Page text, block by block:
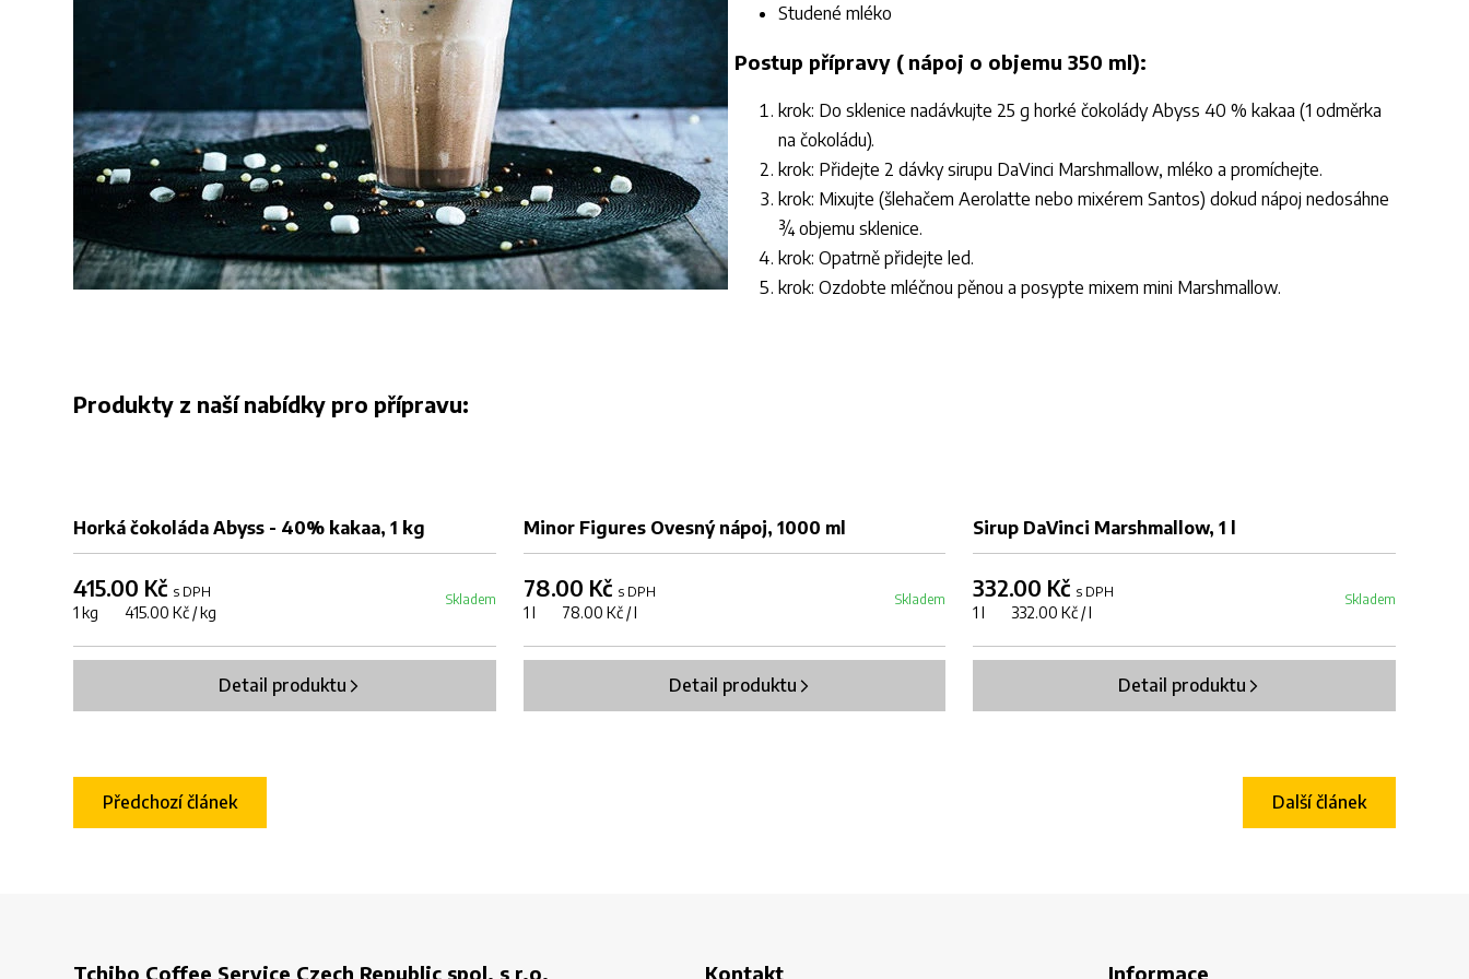
Studené mléko
Postup přípravy ( nápoj o objemu 350 ml):
krok: Do sklenice nadávkujte 25 g horké čokolády Abyss 40 % kakaa (1 odměrka
na čokoládu).
krok: Přidejte 2 dávky sirupu DaVinci Marshmallow, mléko a promíchejte.
krok: Mixujte (šlehačem Aerolatte nebo mixérem Santos) dokud nápoj nedosáhne
¾ objemu sklenice.
krok: Opatrně přidejte led.
krok: Ozdobte mléčnou pěnou a posypte mixem mini Marshmallow.
Produkty z naší nabídky pro přípravu:
Horká čokoláda Abyss - 40% kakaa, 1 kg
415.00 Kč s DPH
1 kg 415.00 Kč / kg
Skladem
Detail produktu
Minor Figures Ovesný nápoj, 1000 ml
78.00 Kč s DPH
1 l 78.00 Kč / l
Skladem
Detail produktu
Sirup DaVinci Marshmallow, 1 l
332.00 Kč s DPH
1 l 332.00 Kč / l
Skladem
Detail produktu
Další článek
Předchozí článek
Tchibo Coffee Service Czech Republic spol. s r.o. Kontakt Informace